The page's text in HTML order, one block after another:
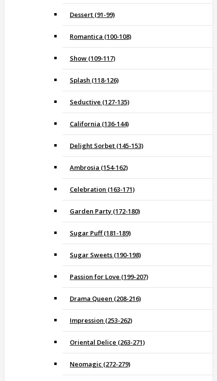
Dessert (91-99)
Romantica (100-108)
Show (109-117)
Splash (118-126)
Seductive (127-135)
California (136-144)
Delight Sorbet (145-153)
Ambrosia (154-162)
Celebration (163-171)
Garden Party (172-180)
Sugar Puff (181-189)
Sugar Sweets (190-198)
Passion for Love (199-207)
Drama Queen (208-216)
Impression (253-262)
Oriental Delice (263-271)
Neomagic (272-279)